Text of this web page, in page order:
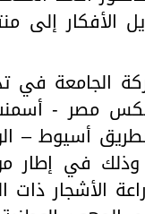
الأفكار
في ديسمبر 2024،
أسيوط –
في إطار
الأشجار ذات